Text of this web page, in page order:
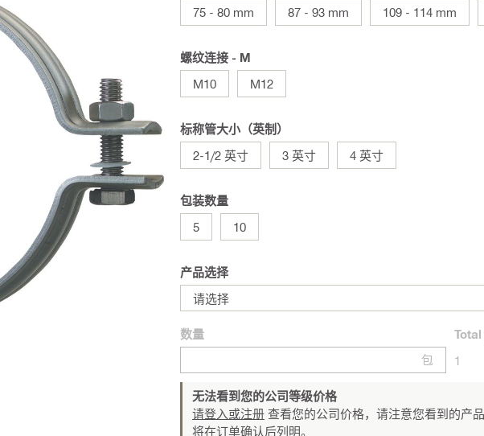
75 - 80 mm
87 - 93 mm 109 - 114 mm
螺纹连接 - M
M10
M12
标称管大小（英制）
2-1/2 英寸
3 英寸 4 英寸
包装数量
5
10
产品选择
请选择
数量
包
Total
1
无法看到您的公司等级价格
请登入或注册 查看您的公司价格，请注意您看到的产
将在订单确认后列明。